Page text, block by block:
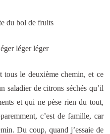
du bol de fruits
léger léger
tous le deuxième chemin, et ce
saladier de citrons séchés qu’il
et qui ne pèse rien du tout,
c’est de famille, car
Du coup, quand j’essaie de